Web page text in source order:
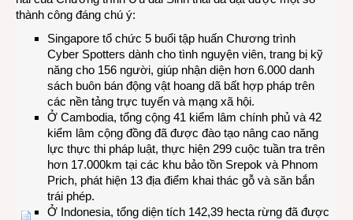
thành công đáng chú ý:
Singapore tổ chức 5 buổi tập huấn Chương trình
Cyber Spotters dành cho tình nguyện viên, trang bị kỹ
năng cho 156 người, giúp nhận diện hơn 6.000 danh
sách buôn bán động vật hoang dã bất hợp pháp trên
các nền tảng trực tuyến và mạng xã hội.
Ở Cambodia, tổng cộng 41 kiểm lâm chính phủ và 42
kiểm lâm cộng đồng đã được đào tạo nâng cao năng
lực thực thi pháp luật, thực hiện 299 cuộc tuần tra trên
hơn 17.000km tại các khu bảo tồn Srepok và Phnom
Prich, phát hiện 13 địa điểm khai thác gỗ và săn bắn
trái phép.
Ở Indonesia, tổng diện tích 142,39 hecta rừng đã được